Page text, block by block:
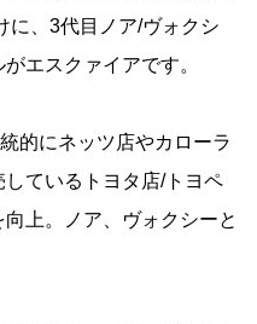
に、3代目ノア/ヴォクシ
エスクァイアです。
的にネッツ店やカローラ
ているトヨタ店/トヨペ
上。ノア、ヴォクシーと